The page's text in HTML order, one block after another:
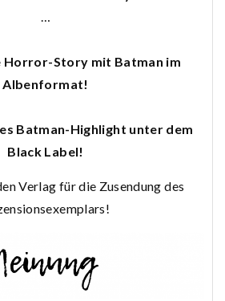
Horror-Story mit Batman im
Albenformat!
Batman-Highlight unter dem
Black Label!
Verlag für die Zusendung des